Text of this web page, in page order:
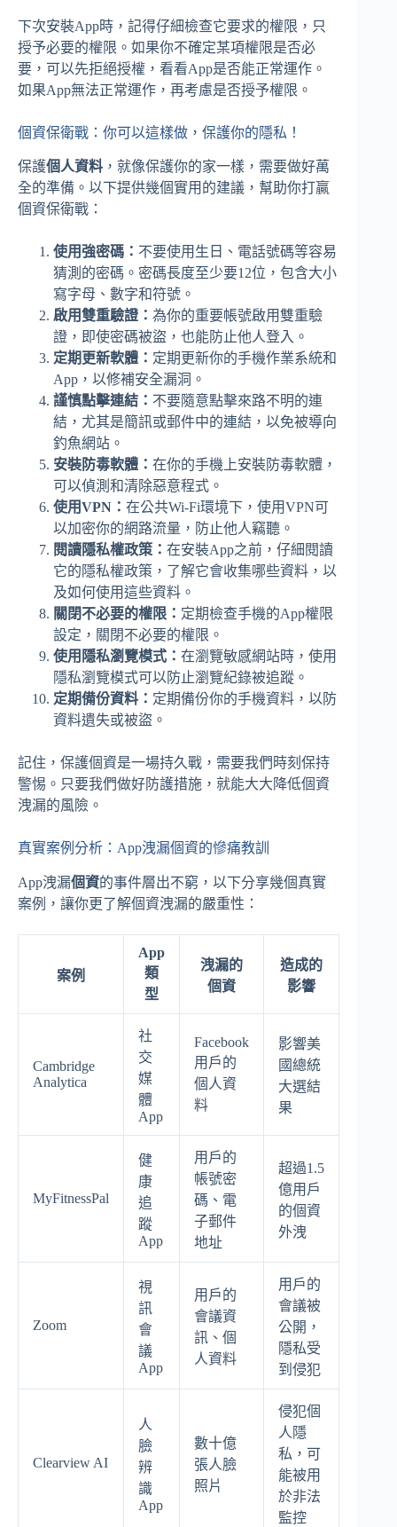
下次安裝App時，記得仔細檢查它要求的權限，只
授予必要的權限。如果你不確定某項權限是否必
要，可以先拒絕授權，看看App是否能正常運作。
如果App無法正常運作，再考慮是否授予權限。
個資保衛戰：你可以這樣做，保護你的隱私！
保護個人資料 ，就像保護你的家一樣，需要做好萬
全的準備。以下提供幾個實用的建議，幫助你打贏
個資保衛戰：
使用強密碼： 不要使用生日、電話號碼等容易
猜測的密碼。密碼長度至少要12位，包含大小
寫字母、數字和符號。
啟用雙重驗證： 為你的重要帳號啟用雙重驗
證，即使密碼被盜，也能防止他人登入。
定期更新軟體： 定期更新你的手機作業系統和
App，以修補安全漏洞。
謹慎點擊連結： 不要隨意點擊來路不明的連
結，尤其是簡訊或郵件中的連結，以免被導向
釣魚網站。
安裝防毒軟體： 在你的手機上安裝防毒軟體，
可以偵測和清除惡意程式。
使用VPN： 在公共Wi-Fi環境下，使用VPN可
以加密你的網路流量，防止他人竊聽。
閱讀隱私權政策： 在安裝App之前，仔細閱讀
它的隱私權政策，了解它會收集哪些資料，以
及如何使用這些資料。
關閉不必要的權限： 定期檢查手機的App權限
設定，關閉不必要的權限。
使用隱私瀏覽模式： 在瀏覽敏感網站時，使用
隱私瀏覽模式可以防止瀏覽紀錄被追蹤。
定期備份資料： 定期備份你的手機資料，以防
資料遺失或被盜。
記住，保護個資是一場持久戰，需要我們時刻保持
警惕。只要我們做好防護措施，就能大大降低個資
洩漏的風險。
真實案例分析：App洩漏個資的慘痛教訓
App洩漏個資的事件層出不窮，以下分享幾個真實
案例，讓你更了解個資洩漏的嚴重性：
案例
App
類
型
洩漏的
個資
造成的
影響
Cambridge
Analytica
社
交
媒
體
App
Facebook
用戶的
個人資
料
影響美
國總統
大選結
果
MyFitnessPal
健
康
追
蹤
App
用戶的
帳號密
碼、電
子郵件
地址
超過1.5
億用戶
的個資
外洩
Zoom
視
訊
會
議
App
用戶的
會議資
訊、個
人資料
用戶的
會議被
公開，
隱私受
到侵犯
Clearview AI
人
臉
辨
識
App
數十億
張人臉
照片
侵犯個
人隱
私，可
能被用
於非法
監控